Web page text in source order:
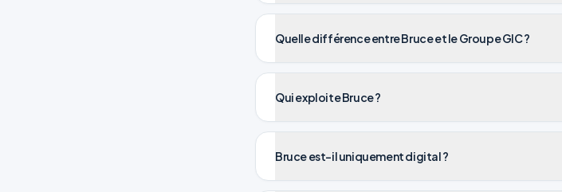
Quelle différence entre Bruce et le Groupe GIC ?
Qui exploite Bruce ?
Bruce est-il uniquement digital ?